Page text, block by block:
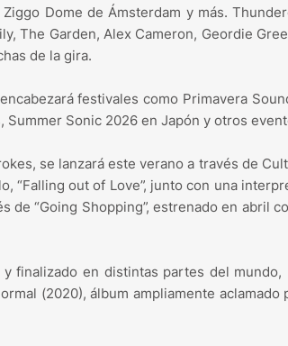
Dome de Ámsterdam y más.
The Garden, Alex Cameron, Geordie
de la gira.
festivales como Primavera
Summer Sonic 2026 en Japón y otros
se lanzará este verano a través de
“Falling out of Love”, junto con una
“Going Shopping”, estrenado en abril
finalizado en distintas partes del mundo,
(2020), álbum ampliamente aclamado